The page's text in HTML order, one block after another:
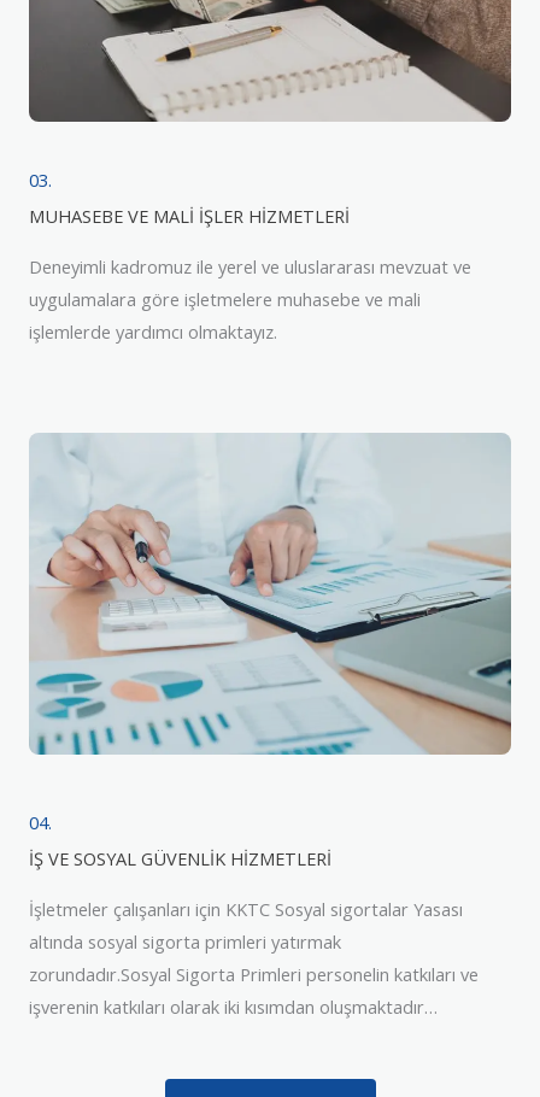
03.
MUHASEBE VE MALİ İŞLER HİZMETLERİ
Deneyimli kadromuz ile yerel ve uluslararası mevzuat ve
uygulamalara göre işletmelere muhasebe ve mali
işlemlerde yardımcı olmaktayız.
04.
İŞ VE SOSYAL GÜVENLİK HİZMETLERİ
İşletmeler çalışanları için KKTC Sosyal sigortalar Yasası
altında sosyal sigorta primleri yatırmak
zorundadır.Sosyal Sigorta Primleri personelin katkıları ve
işverenin katkıları olarak iki kısımdan oluşmaktadır…